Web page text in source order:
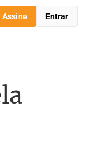
Assine Entrar